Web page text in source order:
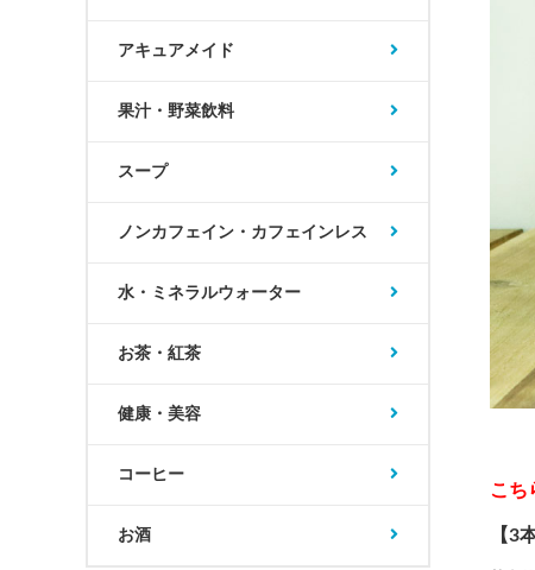
アキュアメイド
果汁・野菜飲料
スープ
ノンカフェイン・カフェインレス
水・ミネラルウォーター
お茶・紅茶
健康・美容
コーヒー
お酒
こち
【3